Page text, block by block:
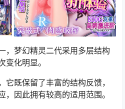
，梦幻精灵二代采用多层结构
变化明显。
既保留了丰富的结构反馈，
，因此拥有较高的适用范围。